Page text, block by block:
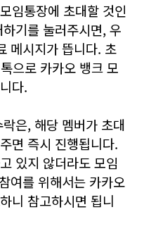
임통장에 초대할 것인
기를 눌러주시면, 우
메시지가 뜹니다. 초
으로 카카오 뱅크 모
다.
은, 해당 멤버가 초대
면 즉시 진행됩니다.
있지 않더라도 모임
여를 위해서는 카카오
니 참고하시면 됩니